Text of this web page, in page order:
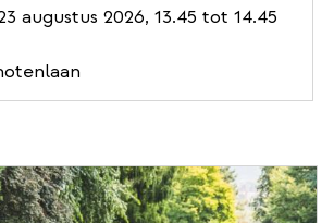
augustus 2026, 13.45 tot 14.45